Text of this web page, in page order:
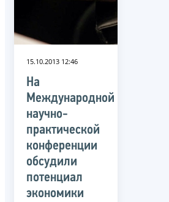
15.10.2013 12:46
На
Международной
научно-
практической
конференции
обсудили
потенциал
экономики